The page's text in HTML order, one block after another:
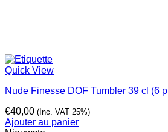
Quick View
Nude Finesse DOF Tumbler 39 cl (6
€40,00 (Inc. VAT 25%)
Ajouter au panier